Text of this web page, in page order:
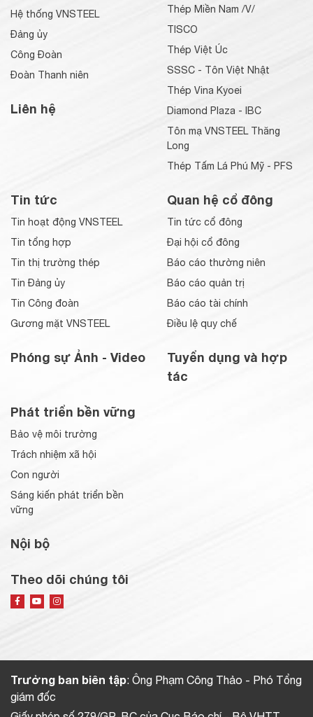
Hệ thống VNSTEEL
Đảng ủy
Công Đoàn
Đoàn Thanh niên
Liên hệ
Thép Miền Nam /V/
TISCO
Thép Việt Úc
SSSC - Tôn Việt Nhật
Thép Vina Kyoei
Diamond Plaza - IBC
Tôn mạ VNSTEEL Thăng
Long
Thép Tấm Lá Phú Mỹ - PFS
Tin tức
Tin hoạt động VNSTEEL
Tin tổng hợp
Tin thị trường thép
Tin Đảng ủy
Tin Công đoàn
Gương mặt VNSTEEL
Phóng sự Ảnh - Video
Quan hệ cổ đông
Tin tức cổ đông
Đại hội cổ đông
Báo cáo thường niên
Báo cáo quản trị
Báo cáo tài chính
Điều lệ quy chế
Tuyển dụng và hợp
tác
Phát triển bền vững
Bảo vệ môi trường
Trách nhiệm xã hội
Con người
Sáng kiến phát triển bền
vững
Nội bộ
Theo dõi chúng tôi
Trưởng ban biên tập: Ông Phạm Công Thảo - Phó Tổng
giám đốc